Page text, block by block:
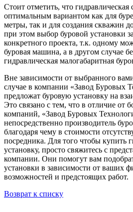
Стоит отметить, что гидравлическая
оптимальным вариантом как для
метры, так и для создания скважин
при этом выбор буровой установки
конкретного проекта, т.к. одному
буровая машина, а в другом случае
гидравлическая малогабаритная
Вне зависимости от выбранного
случае в компании «Завод Буровых
предложат буровую установку на
Это связано с тем, что в отличие от
компаний, «Завод Буровых
непосредственно производитель
благодаря чему в стоимости
посредника. Для того чтобы купить
установку, просто свяжитесь с
компании. Они помогут вам
установки в зависимости от ваших
возможностей и предстоящих работ.
Возврат к списку